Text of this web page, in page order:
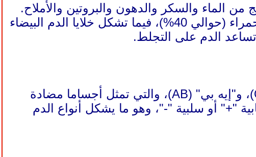
ويستمد الدم لونه الأحمر من كريات الدم الحمراء أو خلايا الدم الحمراء (حوالي 40%)، فيما تشكل خلايا الدم البيضاء
توجد 4 مجموعات دم رئيسية، هي: "إيه" (A)، و"بي" (B)، و"أو" (O)، و"إيه بي" (AB)، والتي تمثل أجساما مضادة
"+" أو سلبية "-"، وهو ما يشكل أنواع الدم